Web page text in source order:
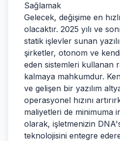
Sağlamak
Gelecek, değişime en
olacaktır. 2025 yılı ve
statik işlevler sunan
şirketler, otonom ve
eden sistemleri kullanan
kalmaya mahkumdur.
ve gelişen bir yazılım
operasyonel hızını
maliyetleri de minimuma
olarak, işletmenizin
teknolojisini entegre